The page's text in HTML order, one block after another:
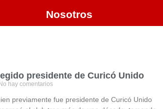
Nosotros
presidente de Curicó Unido
No hay comentarios
previamente fue presidente de Curicó Unido